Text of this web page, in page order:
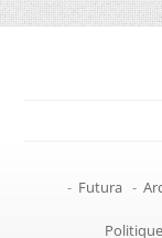
- Futura -